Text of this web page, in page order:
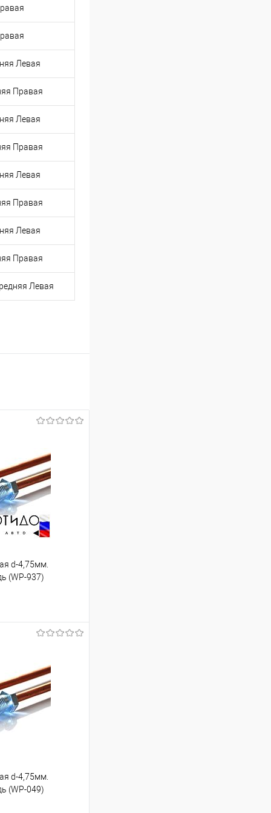
Левая
Правая
Левая
Правая
Левая
Правая
Левая
Правая
Левая
d-4,75мм.
(WP-937)
Под заказ
d-4,75мм.
(WP-049)